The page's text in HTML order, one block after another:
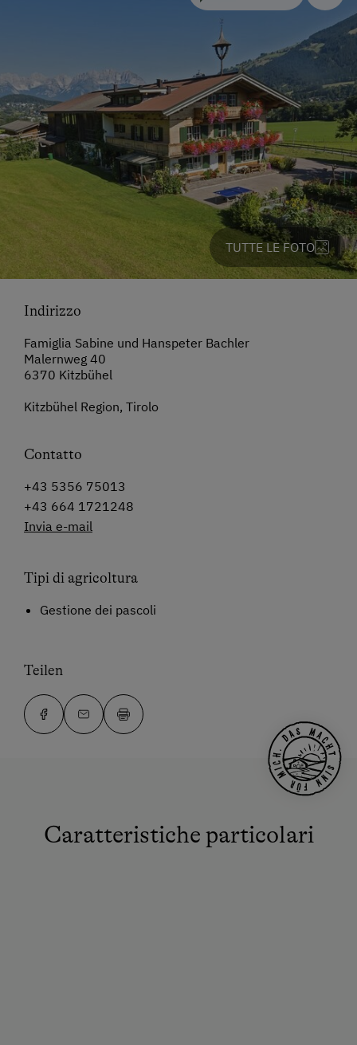
TUTTE LE FOTO
Indirizzo
Famiglia Sabine und Hanspeter Bachler
Malernweg 40
6370 Kitzbühel
Kitzbühel Region, Tirolo
Contatto
+43 5356 75013
+43 664 1721248
Invia e-mail
Tipi di agricoltura
Gestione dei pascoli
Teilen
Caratteristiche particolari